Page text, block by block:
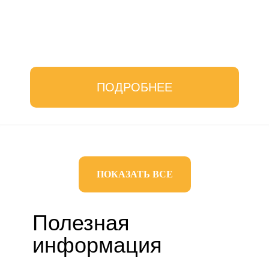
ПОДРОБНЕЕ
ПОКАЗАТЬ ВСЕ
Полезная
информация